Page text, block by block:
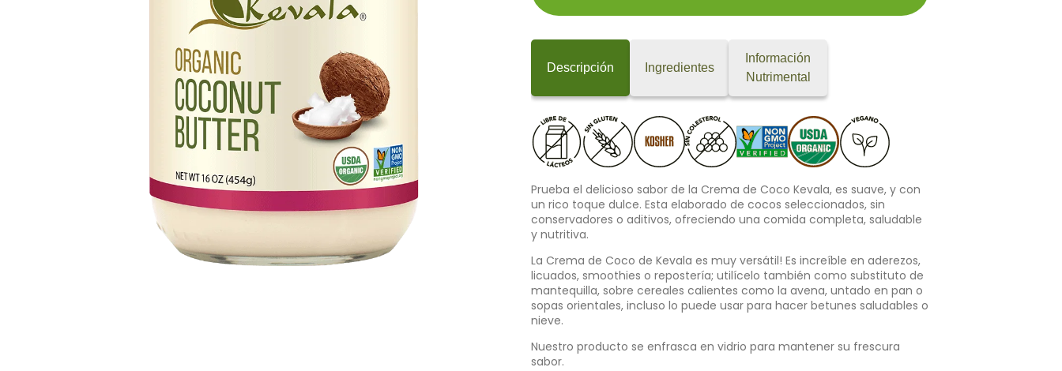
Descripción Ingredientes
Información
Nutrimental
Prueba el delicioso sabor de la Crema de Coco Kevala, es suave, y con
un rico toque dulce. Esta elaborado de cocos seleccionados, sin
conservadores o aditivos, ofreciendo una comida completa, saludable
y nutritiva.
La Crema de Coco de Kevala es muy versátil! Es increíble en aderezos,
licuados, smoothies o repostería; utilícelo también como substituto de
mantequilla, sobre cereales calientes como la avena, untado en pan o
sopas orientales, incluso lo puede usar para hacer betunes saludables o
nieve.
Nuestro producto se enfrasca en vidrio para mantener su frescura
sabor.